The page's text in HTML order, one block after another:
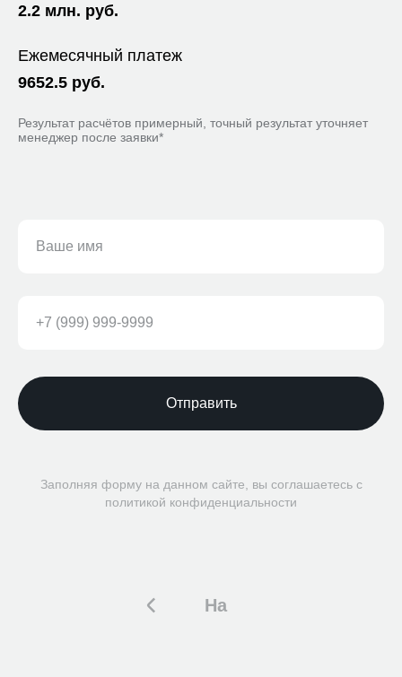
2.2 млн. руб.
Ежемесячный платеж
9652.5 руб.
Результат расчётов примерный, точный результат уточняет
менеджер после заявки*
Отправить
Заполняя форму на данном сайте, вы соглашаетесь с
политикой конфиденциальности
На